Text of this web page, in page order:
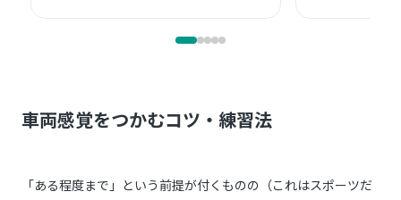
車両感覚をつかむコツ・練習法
「ある程度まで」という前提が付くものの（これはスポーツだ